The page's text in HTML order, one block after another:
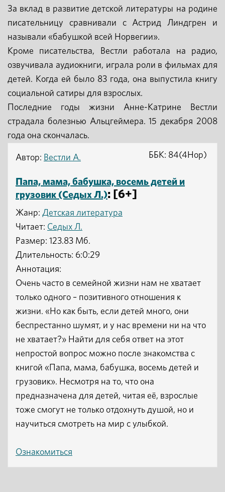
За вклад в развитие детской литературы на родине
писательницу сравнивали с Астрид Линдгрен и
называли «бабушкой всей Норвегии».
Кроме писательства, Вестли работала на радио,
озвучивала аудиокниги, играла роли в фильмах для
детей. Когда ей было 83 года, она выпустила книгу
социальной сатиры для взрослых.
Последние годы жизни Анне-Катрине Вестли
страдала болезнью Альцгеймера. 15 декабря 2008
года она скончалась.
Автор: Вестли А.
Папа, мама, бабушка, восемь детей и
грузовик (Седых Л.): [6+]
Жанр: Детская литература
Читает: Седых Л.
ББК: 84(4Нор)
Размер: 123.83 Мб.
Длительность: 6:0:29
Аннотация:
Очень часто в семейной жизни нам не хватает
только одного – позитивного отношения к
жизни. «Но как быть, если детей много, они
беспрестанно шумят, и у нас времени ни на что
не хватает?» Найти для себя ответ на этот
непростой вопрос можно после знакомства с
книгой «Папа, мама, бабушка, восемь детей и
грузовик». Несмотря на то, что она
предназначена для детей, читая её, взрослые
тоже смогут не только отдохнуть душой, но и
научиться смотреть на мир с улыбкой.
Ознакомиться